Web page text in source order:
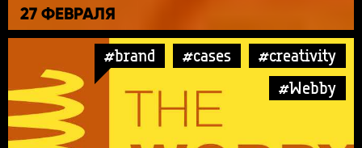
27 ФЕВРАЛЯ
#brand #cases
#creativity
#Webby